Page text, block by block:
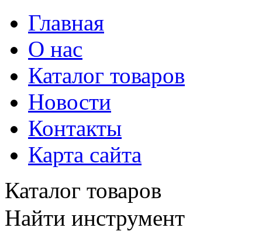
Главная
О нас
Каталог товаров
Новости
Контакты
Карта сайта
Каталог товаров
Найти инструмент